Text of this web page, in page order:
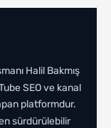
Halil Bakmış
SEO ve kanal
platformdur.
sürdürülebilir